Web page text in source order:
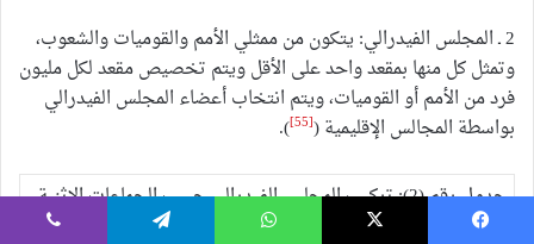
2 ـ المجلس الفيدرالي: يتكون من ممثلي الأمم والقوميات والشعوب،
وتمثل كل منها بمقعد واحد على الأقل ويتم تخصيص مقعد لكل مليون
فرد من الأمم أو القوميات، ويتم انتخاب أعضاء المجلس الفيدرالي
بواسطة المجالس الإقليمية ([55]
).
جدول رقم (2): تركيب المجلس الفيدرالي حسب الجماعات الإثنية.